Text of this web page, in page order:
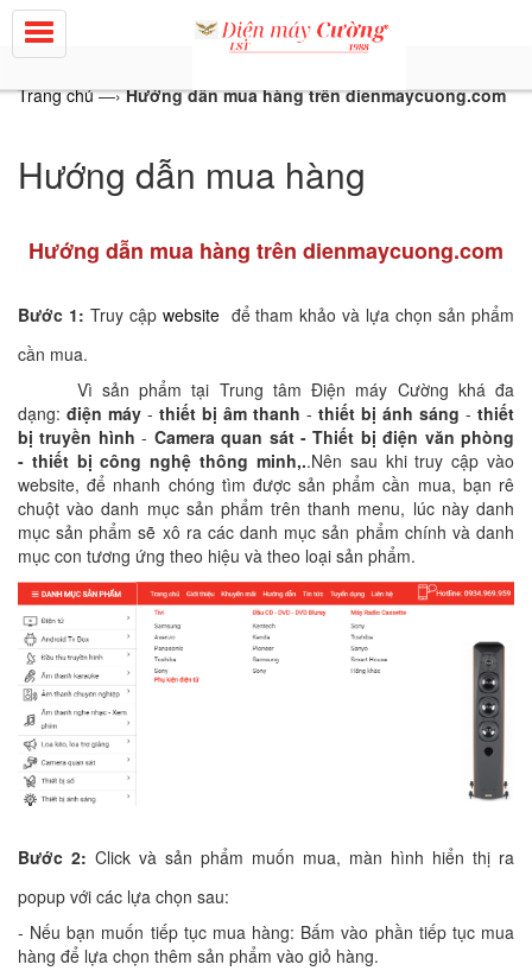
Trang chủ—› Hướng dẫn mua hàng trên dienmaycuong.com
Hướng dẫn mua hàng
Hướng dẫn mua hàng trên dienmaycuong.com
Bước 1: Truy cập websiteđể tham khảo và lựa chọn sản phẩm
cần mua.
Vì sản phẩm tại Trung tâm Điện máy Cường khá đa
dạng: điện máy - thiết bị âm thanh - thiết bị ánh sáng - thiết
bị truyền hình - Camera quan sát - Thiết bị điện văn phòng
- thiết bị công nghệ thông minh,..Nên sau khi truy cập vào
website, để nhanh chóng tìm được sản phẩm cần mua, bạn rê
chuột vào danh mục sản phẩm trên thanh menu, lúc này danh
mục sản phẩm sẽ xô ra các danh mục sản phẩm chính và danh
mục con tương ứng theo hiệu và theo loại sản phẩm.
Bước 2: Click và sản phẩm muốn mua, màn hình hiển thị ra
popup với các lựa chọn sau:
- Nếu bạn muốn tiếp tục mua hàng: Bấm vào phần tiếp tục mua
hàng để lựa chọn thêm sản phẩm vào giỏ hàng.